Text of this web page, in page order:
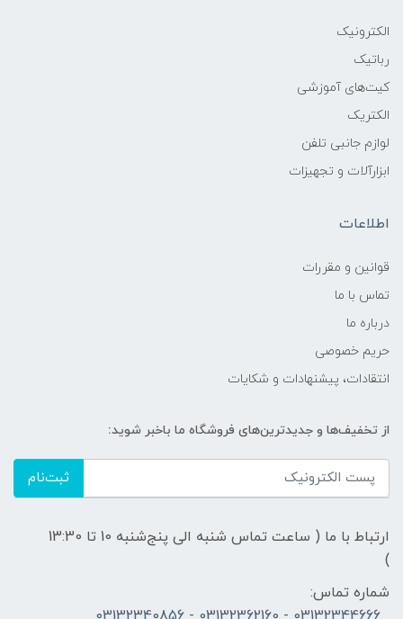
الکترونیک
رباتیک
کیت‌های آموزشی
الکتریک
لوازم جانبی تلفن
ابزارآلات و تجهیزات
اطلاعات
قوانين و مقررات
تماس با ما
درباره ما
حریم خصوصی
انتقادات، پیشنهادات و شکایات
از تخفیف‌ها و جدیدترین‌های فروشگاه ما باخبر شوید:
ثبت‌نام
ارتباط با ما ( ساعت تماس شنبه الی پنج‌شنبه 10 تا 13:30
)
شماره تماس: